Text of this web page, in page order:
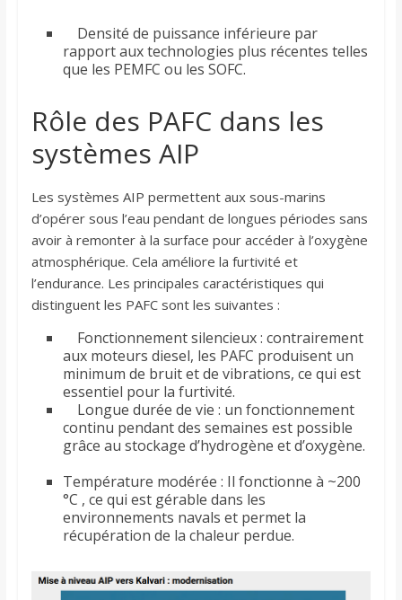
Densité de puissance inférieure par
rapport aux technologies plus récentes telles
que les PEMFC ou les SOFC.
Rôle des PAFC dans les
systèmes AIP
Les systèmes AIP permettent aux sous-marins
d’opérer sous l’eau pendant de longues périodes sans
avoir à remonter à la surface pour accéder à l’oxygène
atmosphérique. Cela améliore la furtivité et
l’endurance. Les principales caractéristiques qui
distinguent les PAFC sont les suivantes :
Fonctionnement silencieux : contrairement
aux moteurs diesel, les PAFC produisent un
minimum de bruit et de vibrations, ce qui est
essentiel pour la furtivité.
Longue durée de vie : un fonctionnement
continu pendant des semaines est possible
grâce au stockage d’hydrogène et d’oxygène.
Température modérée : Il fonctionne à ~200
°C , ce qui est gérable dans les
environnements navals et permet la
récupération de la chaleur perdue.